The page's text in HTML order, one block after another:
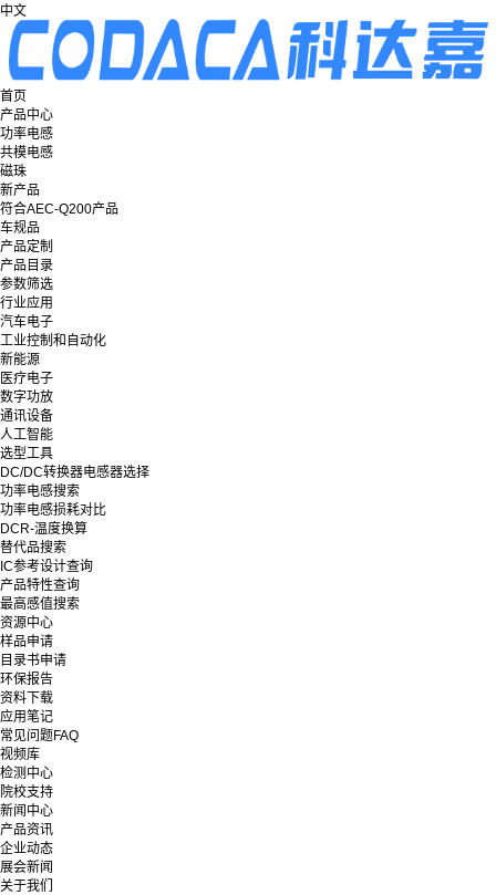
中文
首页
产品中心
功率电感
共模电感
磁珠
新产品
符合AEC-Q200产品
车规品
产品定制
产品目录
参数筛选
行业应用
汽车电子
工业控制和自动化
新能源
医疗电子
数字功放
通讯设备
人工智能
选型工具
DC/DC转换器电感器选择
功率电感搜索
功率电感损耗对比
DCR-温度换算
替代品搜索
IC参考设计查询
产品特性查询
最高感值搜索
资源中心
样品申请
目录书申请
环保报告
资料下载
应用笔记
常见问题FAQ
视频库
检测中心
院校支持
新闻中心
产品资讯
企业动态
展会新闻
关于我们